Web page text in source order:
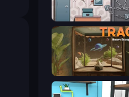
Cube Stories: Escape
TRACE